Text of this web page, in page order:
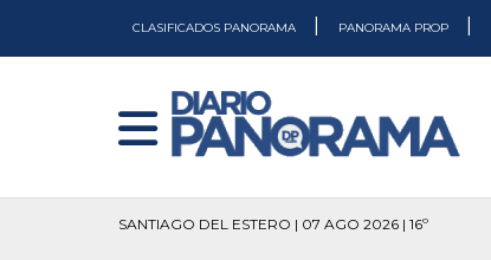
CLASIFICADOS PANORAMA PANORAMA PROP
SANTIAGO DEL ESTERO | 07 AGO 2026 | 16º